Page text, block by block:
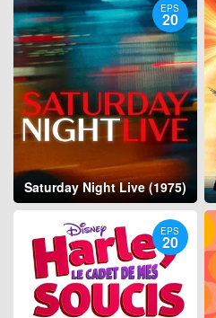
EPS
20
Saturday Night Live (1975)
EPS
20